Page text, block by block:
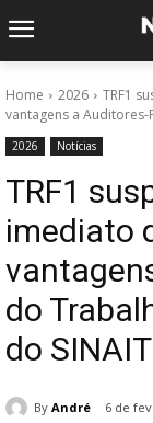
Home 2026
TRF1
vantagens a Auditores-
2026 Notícias
TRF1
imediato
do
do SINAIT
By André 6 de